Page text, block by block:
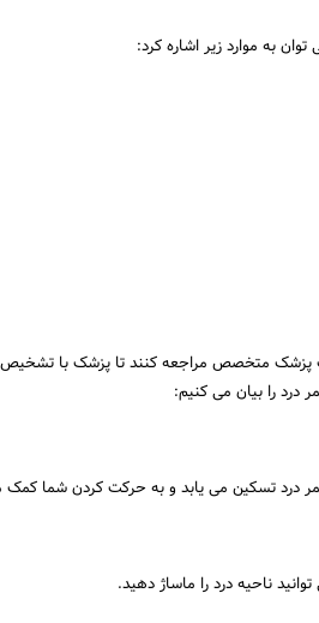
به موارد زیر اشاره کرد:
یک پزشک متخصص مراجعه کنند تا پزشک با
درد را بیان می کنیم:
درد تسکین می یابد و به حرکت کردن شما کمک
ناحیه درد را ماساژ دهید.